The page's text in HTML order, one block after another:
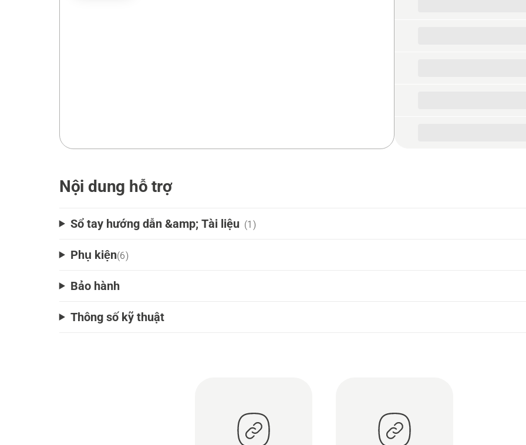
Nội dung hỗ trợ
Sổ tay hướng dẫn &amp; Tài liệu (1)
Phụ kiện(6)
Bảo hành
Thông số kỹ thuật